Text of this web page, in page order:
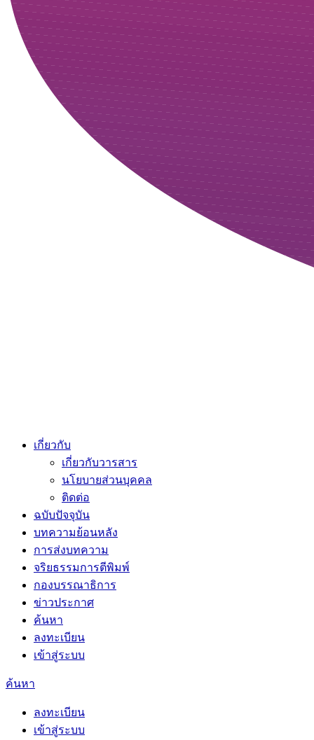
เกี่ยวกับ
เกี่ยวกับวารสาร
นโยบายส่วนบุคคล
ติดต่อ
ฉบับปัจจุบัน
บทความย้อนหลัง
การส่งบทความ
จริยธรรมการตีพิมพ์
กองบรรณาธิการ
ข่าวประกาศ
ค้นหา
ลงทะเบียน
เข้าสู่ระบบ
ค้นหา
ลงทะเบียน
เข้าสู่ระบบ